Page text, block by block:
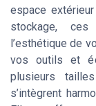
espace
stockage,
l’esthétique de
vos outils et
plusieurs
s’intègrent